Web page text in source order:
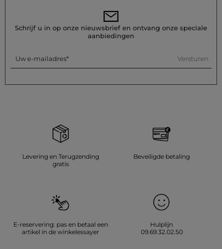
Schrijf u in op onze nieuwsbrief en ontvang onze speciale
aanbiedingen
Uw e-mailadres Versturen
Levering en Terugzending
gratis
Beveiligde betaling
E-reservering: pas en betaal een
artikel in de winkelessayer
Hulplijn
09.69.32.02.50